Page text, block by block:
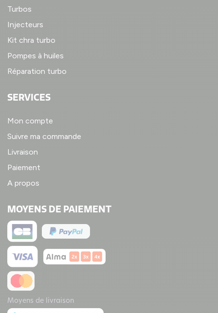
Turbos
Injecteurs
Kit chra turbo
Pompes à huiles
Réparation turbo
SERVICES
Mon compte
Suivre ma commande
Livraison
Paiement
A propos
MOYENS DE PAIEMENT
Moyens de livraison